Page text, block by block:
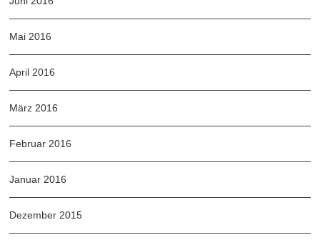
Mai 2016
April 2016
März 2016
Februar 2016
Januar 2016
Dezember 2015